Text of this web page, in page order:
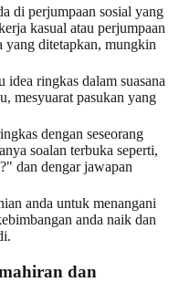
di perjumpaan sosial yang
kasual atau perjumpaan
yang ditetapkan, mungkin
idea ringkas dalam suasana
mesyuarat pasukan yang
dengan seseorang
soalan terbuka seperti,
dan dengar jawapan
anda untuk menangani
anda naik dan
dan